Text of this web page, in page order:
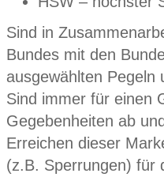
Sind in
Bundes mit den
ausgewählten
Sind immer für einen
Gegebenheiten ab
Erreichen dieser
(z.B. Sperrungen) für